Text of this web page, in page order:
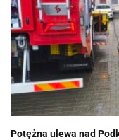
Potężna ulewa nad